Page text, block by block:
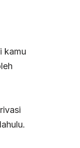
kamu